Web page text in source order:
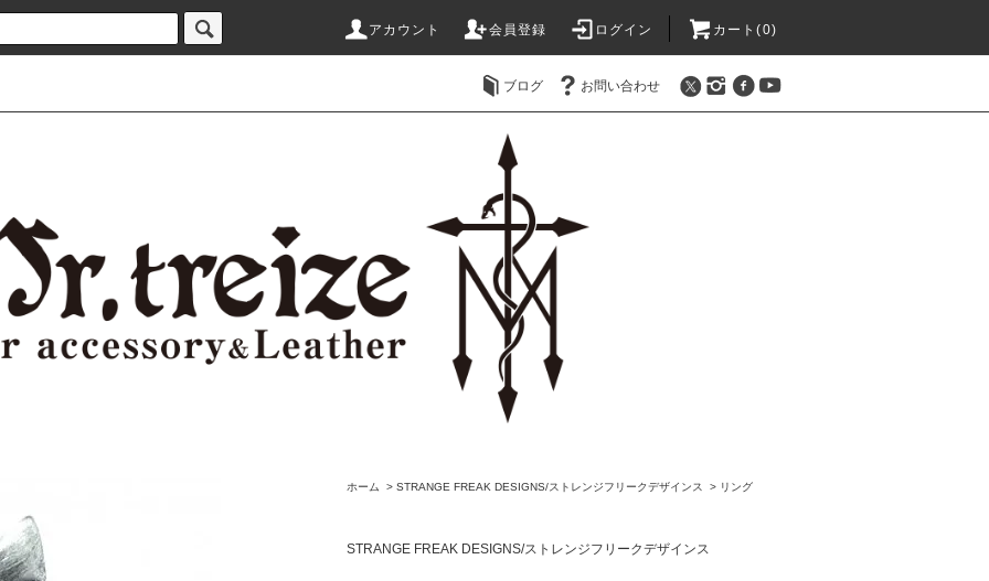
アカウント 会員登録 ログイン カート(0)
ブログ お問い合わせ
ホーム > STRANGE FREAK DESIGNS/ストレンジフリークデザインス > リング
STRANGE FREAK DESIGNS/ストレンジフリークデザインス